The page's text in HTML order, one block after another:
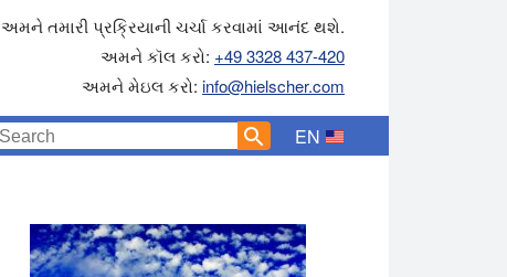
અમને તમારી પ્રક્રિયાની ચર્ચા કરવામાં આનંદ થશે.
અમને કૉલ કરો: +49 3328 437-420
અમને મેઇલ કરો: info@hielscher.com
EN